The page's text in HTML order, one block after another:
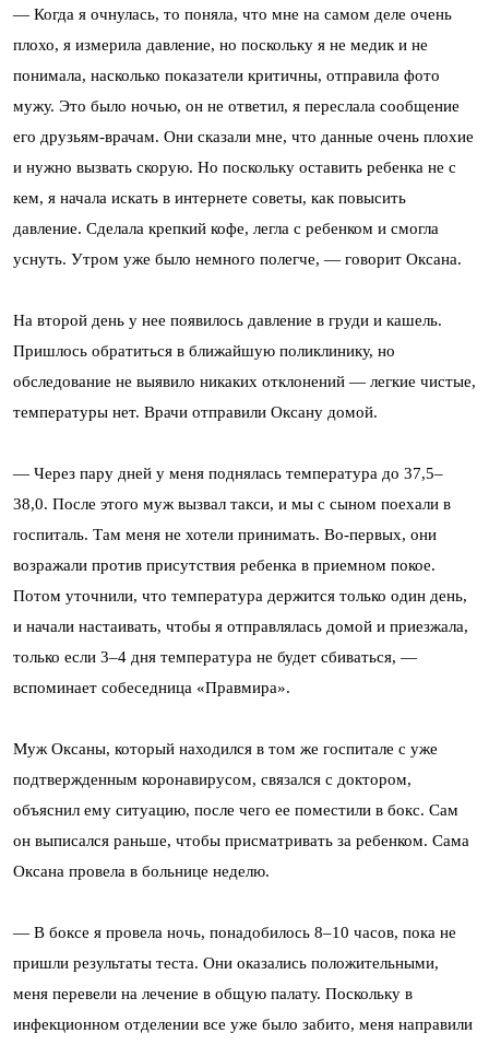
— Когда я очнулась, то поняла, что мне на самом деле очень
плохо, я измерила давление, но поскольку я не медик и не
понимала, насколько показатели критичны, отправила фото
мужу. Это было ночью, он не ответил, я переслала сообщение
его друзьям-врачам. Они сказали мне, что данные очень плохие
и нужно вызвать скорую. Но поскольку оставить ребенка не с
кем, я начала искать в интернете советы, как повысить
давление. Сделала крепкий кофе, легла с ребенком и смогла
уснуть. Утром уже было немного полегче, — говорит Оксана.
На второй день у нее появилось давление в груди и кашель.
Пришлось обратиться в ближайшую поликлинику, но
обследование не выявило никаких отклонений — легкие чистые,
температуры нет. Врачи отправили Оксану домой.
— Через пару дней у меня поднялась температура до 37,5–
38,0. После этого муж вызвал такси, и мы с сыном поехали в
госпиталь. Там меня не хотели принимать. Во-первых, они
возражали против присутствия ребенка в приемном покое.
Потом уточнили, что температура держится только один день,
и начали настаивать, чтобы я отправлялась домой и приезжала,
только если 3–4 дня температура не будет сбиваться, —
вспоминает собеседница «Правмира».
Муж Оксаны, который находился в том же госпитале с уже
подтвержденным коронавирусом, связался с доктором,
объяснил ему ситуацию, после чего ее поместили в бокс. Сам
он выписался раньше, чтобы присматривать за ребенком. Сама
Оксана провела в больнице неделю.
— В боксе я провела ночь, понадобилось 8–10 часов, пока не
пришли результаты теста. Они оказались положительными,
меня перевели на лечение в общую палату. Поскольку в
инфекционном отделении все уже было забито, меня направили